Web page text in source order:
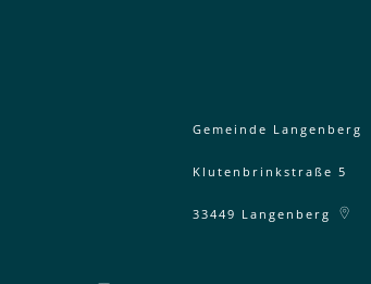
Gemeinde Langenberg
Klutenbrinkstraße 5
33449 Langenberg